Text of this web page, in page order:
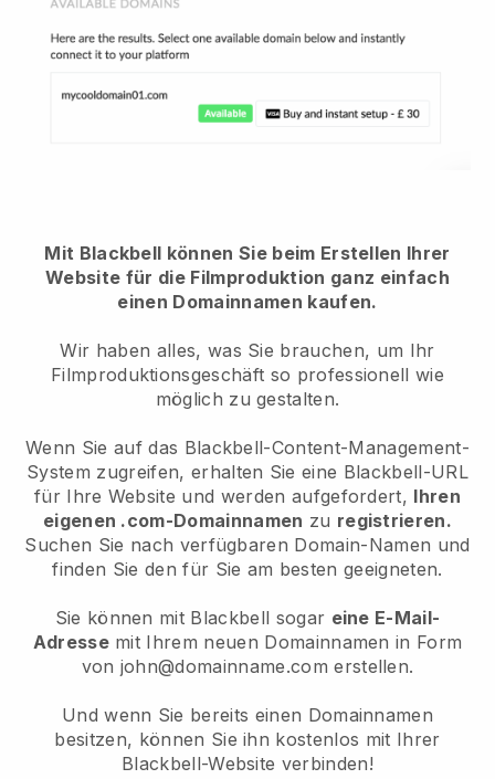
Mit Blackbell können Sie beim Erstellen Ihrer
Website für die Filmproduktion ganz einfach
einen Domainnamen kaufen.
Wir haben alles, was Sie brauchen, um Ihr
Filmproduktionsgeschäft so professionell wie
möglich zu gestalten.
Wenn Sie auf das Blackbell-Content-Management-
System zugreifen, erhalten Sie eine Blackbell-URL
für Ihre Website und werden aufgefordert, Ihren
eigenen .com-Domainnamen zu registrieren.
Suchen Sie nach verfügbaren Domain-Namen und
finden Sie den für Sie am besten geeigneten.
Sie können mit Blackbell sogar eine E-Mail-
Adressemit Ihrem neuen Domainnamen in Form
von john@domainname.com erstellen.
Und wenn Sie bereits einen Domainnamen
besitzen, können Sie ihn kostenlos mit Ihrer
Blackbell-Website verbinden!